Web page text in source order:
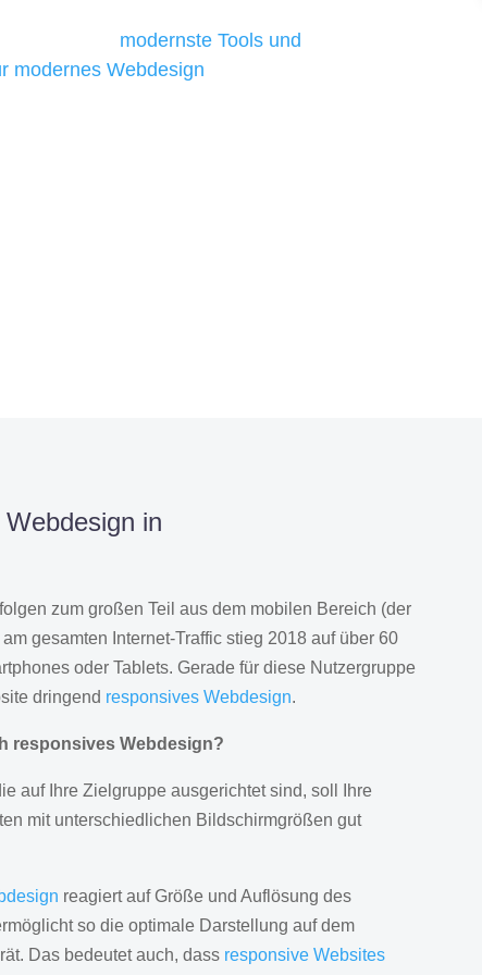
modernste Tools und
modernes Webdesign
in
zum großen Teil aus dem mobilen Bereich (der
gesamten Internet-Traffic stieg 2018 auf über 60
oder Tablets. Gerade für diese Nutzergruppe
dringend responsives Webdesign.
responsives Webdesign?
auf Ihre Zielgruppe ausgerichtet sind, soll Ihre
mit unterschiedlichen Bildschirmgrößen gut
reagiert auf Größe und Auflösung des
so die optimale Darstellung auf dem
Das bedeutet auch, dass responsive Websites